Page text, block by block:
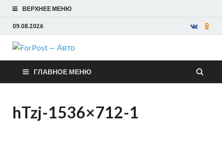
ВЕРХНЕЕ МЕНЮ
09.08.2026
ForPost —
Авто
ГЛАВНОЕ МЕНЮ
hTzj-1536×712-1